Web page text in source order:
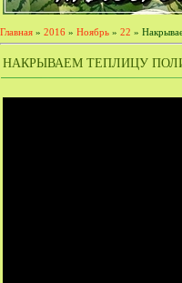
Главная » 2016 » Ноябрь » 22 »
НАКРЫВАЕМ ТЕПЛИЦУ